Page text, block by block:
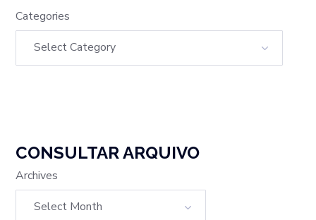
Categories
CONSULTAR ARQUIVO
Archives